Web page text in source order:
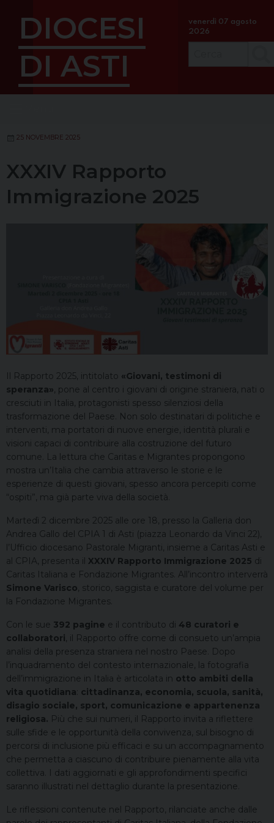
c
venerdì 07 agosto
2026
DIOCESI
DI ASTI
25 NOVEMBRE 2025
XXXIV Rapporto
Immigrazione 2025
Il Rapporto 2025, intitolato «Giovani, testimoni di
speranza», pone al centro i giovani di origine straniera, nati o
cresciuti in Italia, protagonisti spesso silenziosi della
trasformazione del Paese. Non solo destinatari di politiche e
interventi, ma portatori di nuove energie, identità plurali e
visioni capaci di contribuire alla costruzione del futuro
comune. La lettura che Caritas e Migrantes propongono
mostra un’Italia che cambia attraverso le storie e le
esperienze di questi giovani, spesso ancora percepiti come
“ospiti”, ma già parte viva della società.
Martedì 2 dicembre 2025 alle ore 18, presso la Galleria don
Andrea Gallo del CPIA 1 di Asti (piazza Leonardo da Vinci 22),
l’Ufficio diocesano Pastorale Migranti, insieme a Caritas Asti e
al CPIA, presenta il XXXIV Rapporto Immigrazione 2025 di
Caritas Italiana e Fondazione Migrantes. All’incontro interverrà
Simone Varisco, storico, saggista e curatore del volume per
la Fondazione Migrantes.
Con le sue 392 pagine e il contributo di 48 curatori e
collaboratori, il Rapporto offre come di consueto un’ampia
analisi della presenza straniera nel nostro Paese. Dopo
l’inquadramento del contesto internazionale, la fotografia
dell’immigrazione in Italia è articolata in otto ambiti della
vita quotidiana cittadinanza, economia, scuola, sanità,
disagio sociale, sport, comunicazione e appartenenza
religiosa. Più che sui numeri, il Rapporto invita a riflettere
sulle sfide e le opportunità della convivenza, sul bisogno di
percorsi di inclusione più efficaci e su un accompagnamento
che permetta a ciascuno di contribuire pienamente alla vita
collettiva. I dati aggiornati e gli approfondimenti specifici
saranno illustrati nel dettaglio durante la presentazione.
Le riflessioni contenute nel Rapporto, rilanciate anche dalle